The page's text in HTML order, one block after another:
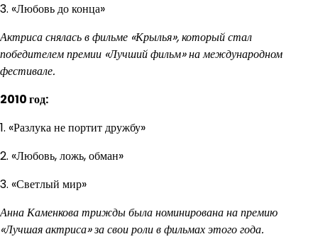
3. «Любовь до конца»
Актриса снялась в фильме «Крылья», который стал
победителем премии «Лучший фильм» на международном
фестивале.
2010 год:
1. «Разлука не портит дружбу»
2. «Любовь, ложь, обман»
3. «Светлый мир»
Анна Каменкова трижды была номинирована на премию
«Лучшая актриса» за свои роли в фильмах этого года.